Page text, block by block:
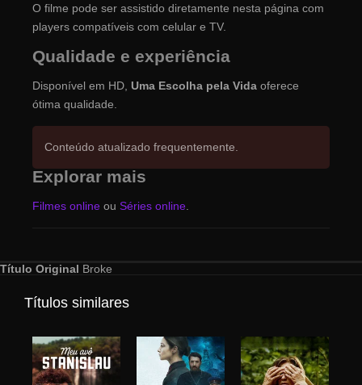
O filme pode ser assistido diretamente nesta página com
players compatíveis com celular e TV.
Qualidade e experiência
Disponível em HD, Uma Escolha pela Vida oferece
ótima qualidade.
Conteúdo atualizado frequentemente.
Explorar mais
Filmes online ou Séries online
Título Original Broke
Títulos similares